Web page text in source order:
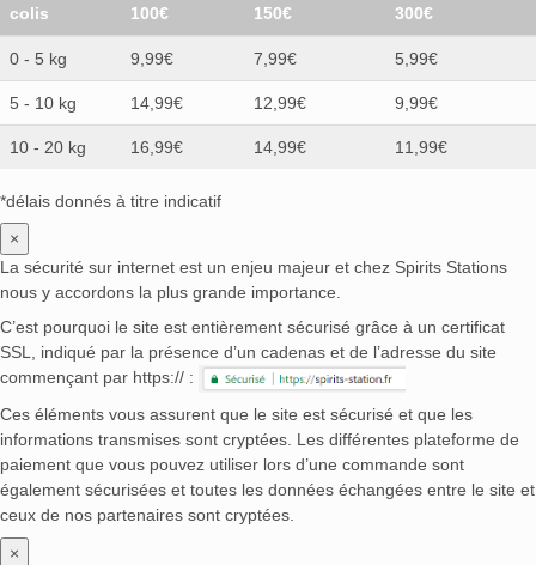
colis
100€
150€
300€
0 - 5 kg 9,99€ 7,99€ 5,99€
5 - 10 kg 14,99€ 12,99€ 9,99€
10 - 20 kg 16,99€ 14,99€ 11,99€
*délais donnés à titre indicatif
×
La sécurité sur internet est un enjeu majeur et chez Spirits Stations
nous y accordons la plus grande importance.
C’est pourquoi le site est entièrement sécurisé grâce à un certificat
SSL, indiqué par la présence d’un cadenas et de l’adresse du site
commençant par https:// :
Ces éléments vous assurent que le site est sécurisé et que les
informations transmises sont cryptées. Les différentes plateforme de
paiement que vous pouvez utiliser lors d’une commande sont
également sécurisées et toutes les données échangées entre le site et
ceux de nos partenaires sont cryptées.
×